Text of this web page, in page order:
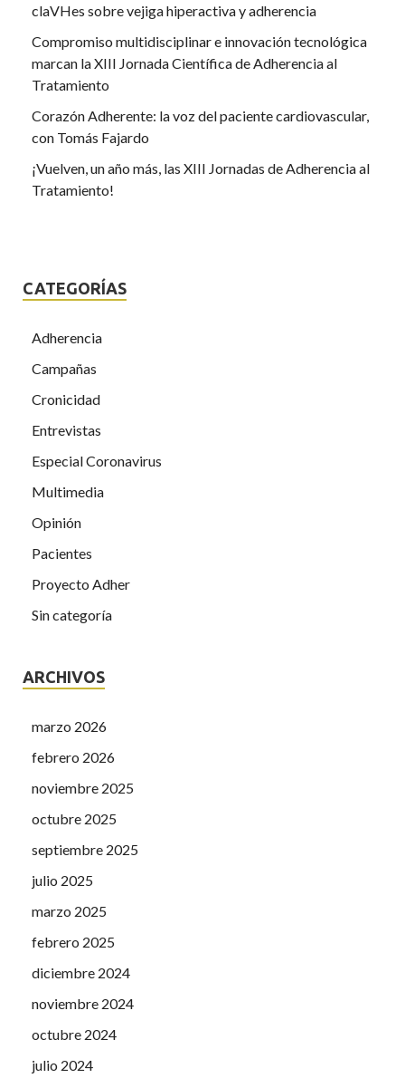
claVHes sobre vejiga hiperactiva y adherencia
Compromiso multidisciplinar e innovación tecnológica
marcan la XIII Jornada Científica de Adherencia al
Tratamiento
Corazón Adherente: la voz del paciente cardiovascular,
con Tomás Fajardo
¡Vuelven, un año más, las XIII Jornadas de Adherencia al
Tratamiento!
CATEGORÍAS
Adherencia
Campañas
Cronicidad
Entrevistas
Especial Coronavirus
Multimedia
Opinión
Pacientes
Proyecto Adher
Sin categoría
ARCHIVOS
marzo 2026
febrero 2026
noviembre 2025
octubre 2025
septiembre 2025
julio 2025
marzo 2025
febrero 2025
diciembre 2024
noviembre 2024
octubre 2024
julio 2024